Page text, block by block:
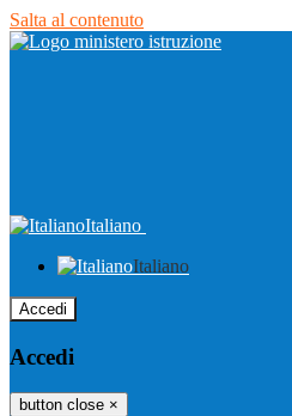
Salta al contenuto
Italiano
Italiano
Accedi
Accedi
button close ×